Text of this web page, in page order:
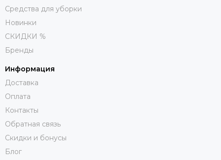
Средства для уборки
Новинки
СКИДКИ %
Бренды
Информация
Доставка
Оплата
Контакты
Обратная связь
Скидки и бонусы
Блог